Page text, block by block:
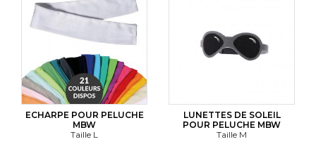
ECHARPE POUR PELUCHE
MBW
Taille L
LUNETTES DE SOLEIL
POUR PELUCHE MBW
Taille M